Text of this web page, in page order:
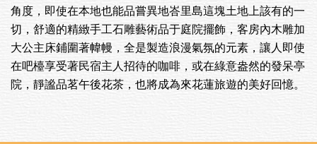
角度，即使在本地也能品嘗異地峇里島這塊土地上該有的一
切，舒適的精緻手工石雕藝術品于庭院擺飾，客房內木雕加
大公主床鋪圍著幃幔，全是製造浪漫氣氛的元素，讓人即使
在吧檯享受著民宿主人招待的咖啡，或在綠意盎然的發呆亭
院，靜謐品茗午後花茶，也將成為來花蓮旅遊的美好回憶。